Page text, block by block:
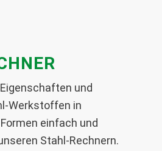
und
Werkstoffen in
einfach und
Stahl-Rechnern.